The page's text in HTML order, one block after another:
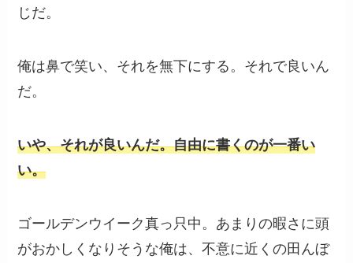
じだ。
俺は鼻で笑い、それを無下にする。それで良いん
だ。
いや、それが良いんだ。自由に書くのが一番い
い。
ゴールデンウイーク真っ只中。あまりの暇さに頭
がおかしくなりそうな俺は、不意に近くの田んぼ